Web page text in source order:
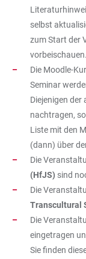
selbst
zum Start der
vorbeischauen.
Die Moodle-
Seminar
Diejenigen
nachtragen,
Liste mit den
(dann) über
Die
(HfJS) sind
Die
Transcultural
Die
eingetragen
Sie finden